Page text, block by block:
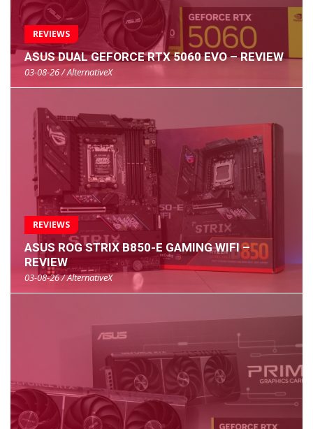
REVIEWS
ASUS DUAL GEFORCE RTX 5060 EVO – REVIEW
03-08-26 / AlternativeX
REVIEWS
ASUS ROG STRIX B850-E GAMING WIFI –
REVIEW
03-08-26 / AlternativeX